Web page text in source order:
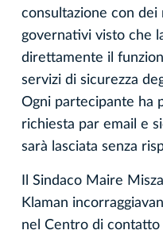
consultazione con
governativi visto che
direttamente il
servizi di sicurezza
Ogni partecipante ha
richiesta par email e
sarà lasciata senza
Il Sindaco Maire
Klaman
nel Centro di contatto